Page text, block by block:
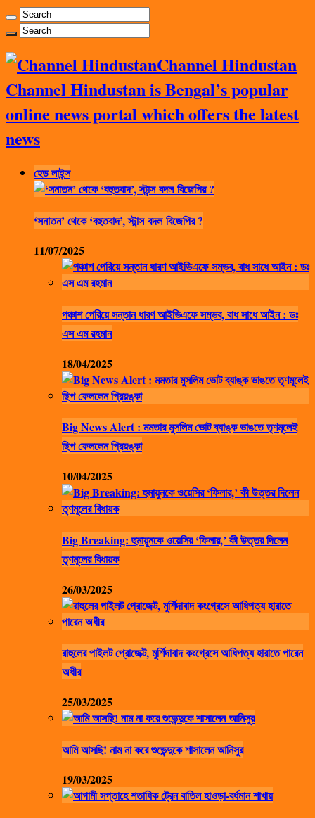
Channel Hindustan
Channel Hindustan is Bengal’s popular
online news portal which offers the latest
news
হেড লাইন্স
‘সনাতন’ থেকে ‘বহুতবাদ’, স্টান্স বদল বিজেপির ?
11/07/2025
পঞ্চাশ পেরিয়ে সন্তান ধারণ আইভিএফে সম্ভব, বাধ সাধে আইন : ডঃ
এস এম রহমান
18/04/2025
Big News Alert : মমতার মুসলিম ভোট ব্যাঙ্ক ভাঙতে তৃণমূলেই
ছিপ ফেললেন প্রিয়ঙ্কা
10/04/2025
Big Breaking: হুমায়ুনকে ওয়েসির ‘ফিলার,’ কী উত্তর দিলেন
তৃণমূলের বিধায়ক
26/03/2025
রাহুলের পাইলট প্রোজেক্ট, মুর্শিদাবাদ কংগ্রেসে আধিপত্য হারাতে পারেন
অধীর
25/03/2025
আমি আসছি! নাম না করে শুভেন্দুকে শাসালেন আনিসুর
19/03/2025